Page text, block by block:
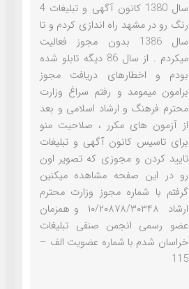
سال 1380 کانون آگهی و تبلیغات 4
رنگ رو در مشهد راه اندازی کردم و تا
سال 1386 بدون مجوز فعالیت
میکردم . از سال 86 دیگه تابلو شده
بودم و اخطارهای دریافت مجوز
برامون میمومد و رفتم سراغ وزارت
محترم فرهنگ و ارشاد اسلامی و بعد
از آزمون های مکرر ، صلاحیت منو
برای تاسیس کانون آگهی و تبلیغات
تایید کردن و مجوزی که تصویر اون
رو در این صفحه مشاهده میکنین
گرفتم با شماره مجوز وزارت محترم
ارشاد ۱۰/۲۰۸۷۸/۳۰۳۴۸ و همزمان
عضو رسمی انجمن صنفی تبلیغات
خراسان شدم با شماره عضویت الف –
115